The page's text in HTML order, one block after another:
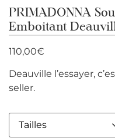
PRIMADONNA
Emboitant
110,00€
Deauville l’essayer,
seller.